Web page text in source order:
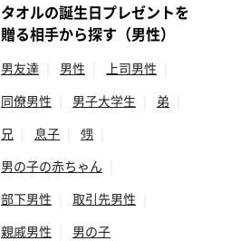
タオルの誕生日プレゼントを
贈る相手から探す（男性）
男友達 男性 上司男性
同僚男性
男子大学生 弟
兄
息子 甥
男の子の赤ちゃん
部下男性
取引先男性
親戚男性
男の子